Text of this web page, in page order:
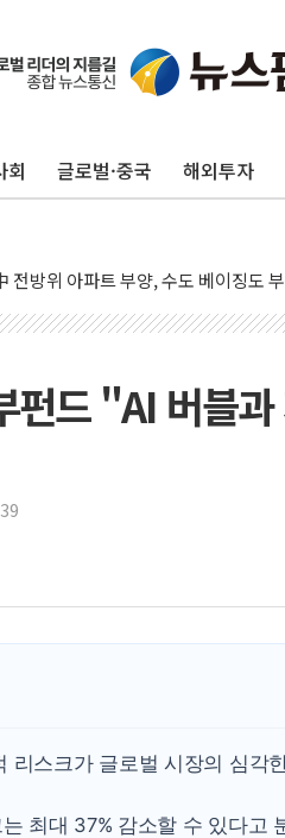
회 글로벌·중국 해외투자
해중부 전 해상 풍랑주의보…10일까
일 폭염에 온열질환 사망 23명…정부,
제 용대리 계곡서 수위 상승으로 피서
해시, 11~14일 '별똥별 멍' 운영…페
양 밭에서 일하던 90대 숨져…온열질
염에 車 운전면허 기능시험 오전 집중
오세훈 "용산공원 주택 검토, 민주당 스
북 주말 무더위 지속…청주·진천 35
럼프, 쿡 연준 이사 해임 재추진…"26
럽증시, 美 고용 예상 밖 부진에 연준
펀드 "AI 버블과
리스크가 글로벌 시장의 심각
최대 37% 감소할 수 있다고